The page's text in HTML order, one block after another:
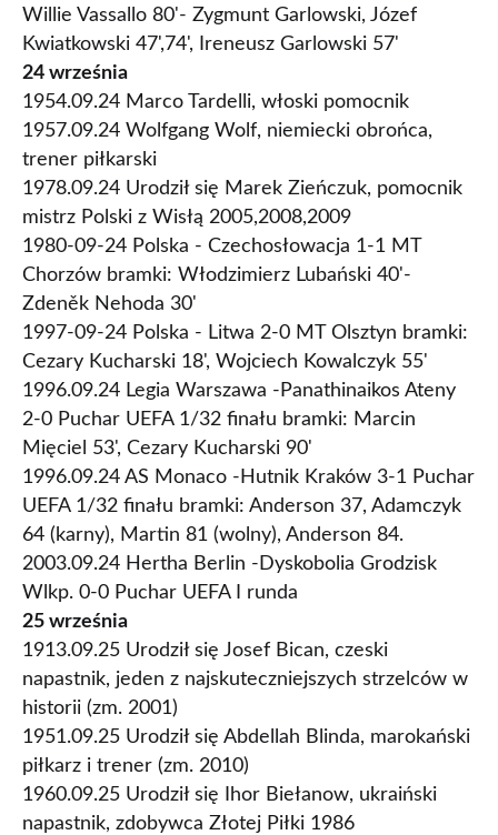
Willie Vassallo 80'- Zygmunt Garlowski, Józef
Kwiatkowski 47',74', Ireneusz Garlowski 57'
24 września
1954.09.24 Marco Tardelli, włoski pomocnik
1957.09.24 Wolfgang Wolf, niemiecki obrońca,
trener piłkarski
1978.09.24 Urodził się Marek Zieńczuk, pomocnik
mistrz Polski z Wisłą 2005,2008,2009
1980-09-24 Polska - Czechosłowacja 1-1 MT
Chorzów bramki: Włodzimierz Lubański 40'-
Zdeněk Nehoda 30'
1997-09-24 Polska - Litwa 2-0 MT Olsztyn bramki:
Cezary Kucharski 18', Wojciech Kowalczyk 55'
1996.09.24 Legia Warszawa -Panathinaikos Ateny
2-0 Puchar UEFA 1/32 finału bramki: Marcin
Mięciel 53', Cezary Kucharski 90'
1996.09.24 AS Monaco -Hutnik Kraków 3-1 Puchar
UEFA 1/32 finału bramki: Anderson 37, Adamczyk
64 (karny), Martin 81 (wolny), Anderson 84.
2003.09.24 Hertha Berlin -Dyskobolia Grodzisk
Wlkp. 0-0 Puchar UEFA I runda
25 września
1913.09.25 Urodził się Josef Bican, czeski
napastnik, jeden z najskuteczniejszych strzelców w
historii (zm. 2001)
1951.09.25 Urodził się Abdellah Blinda, marokański
piłkarz i trener (zm. 2010)
1960.09.25 Urodził się Ihor Biełanow, ukraiński
napastnik, zdobywca Złotej Piłki 1986